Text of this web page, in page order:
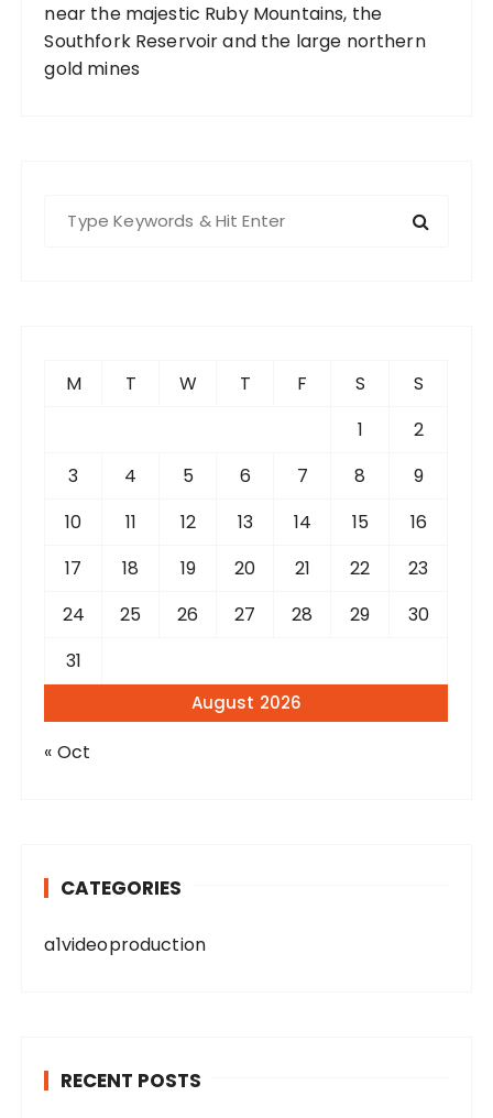
near the majestic Ruby Mountains, the
Southfork Reservoir and the large northern
gold mines
August 2026
M T W T F S
S
1
2
3
4 5 6 7 8
9
10
11 12 13 14 15
16
17
18 19 20 21 22
23
24
25 26 27 28 29
30
31
« Oct
CATEGORIES
a1videoproduction
RECENT POSTS